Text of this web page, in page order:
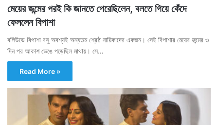
মেয়ের জন্মের পরই কি জানতে পেরেছিলেন, বলতে গিয়ে কেঁদে
ফেললেন বিপাশা
বলিউডে বিপাশা বসু অবশ্যই অন্যতম শ্রেষ্ঠ নায়িকাদের একজন। সেই বিপাশার মেয়ের জন্মের ৩
দিন পর আকাশ ভেঙে পড়েছিল মাথায়। সে…
Read More »